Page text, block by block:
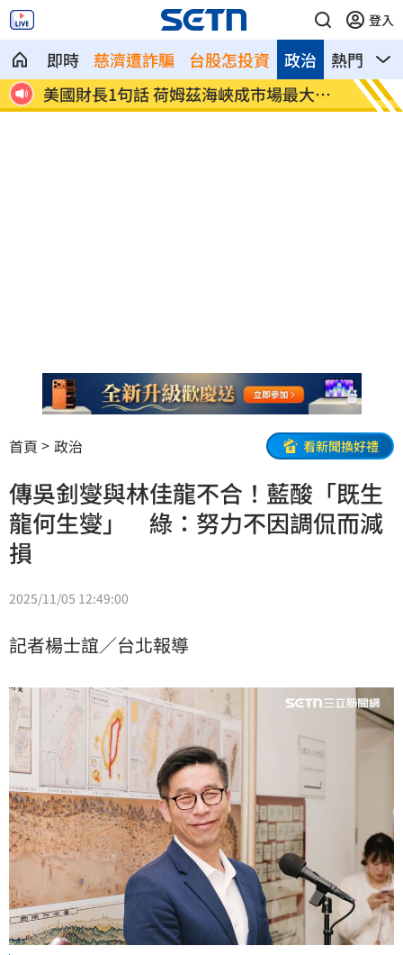
登入
即時 慈濟遭詐騙 台股怎投資 熱門 影
政治
無
美國財長1句話 荷姆茲海峽成市場最大變
數
駐外
班
首頁 政治 看新聞換好禮
傳吳釗燮與林佳龍不合！藍酸「既生
龍何生燮」 綠：努力不因調侃而減
損
2025/11/05 12:49:00
記者楊士誼／台北報導